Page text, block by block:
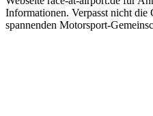
Informationen. Verpasst nicht die
spannenden Motorsport-